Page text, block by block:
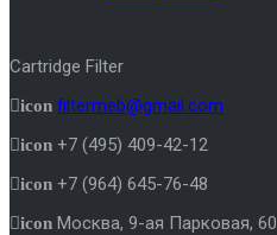
Cartridge Filter
icon filtermeb@gmail.com
icon +7 (495) 409-42-12
icon +7 (964) 645-76-48
icon Москва, 9-ая Парковая, 60